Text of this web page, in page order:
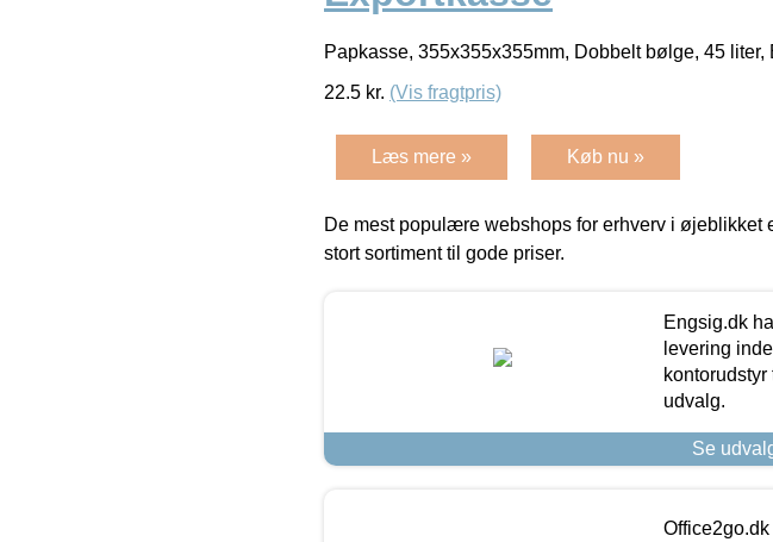
Papkasse, 355x355x355mm, Dobbelt bølge, 45 liter,
22.5 kr. (Vis fragtpris)
Læs mere » Køb nu »
De mest populære webshops for erhverv i øjeblikket
stort sortiment til gode priser.
Engsig.dk
levering
udvalg.
Se